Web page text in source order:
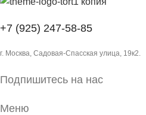
+7 (925) 247-58-85
г. Москва, Садовая-Спасская улица, 19к2.
Подпишитесь на нас
Меню